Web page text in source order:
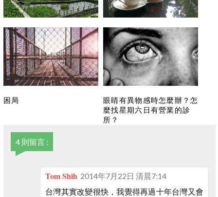
「關於我」是網站很重要的
一頁
返校讀書的小失落
困局
眼睛有異物感時怎麼辦？怎
麼找星期六日有營業的診
所？
4 則留言 :
Tom Shih 2014年7月22日 清晨7:14
台灣其實改變很快，我覺得再過十年台灣又會